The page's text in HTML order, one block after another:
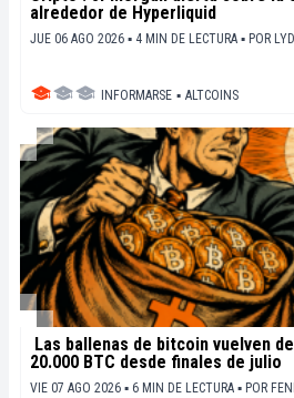
alrededor de Hyperliquid
JUE 06 AGO 2026 ▪ 4 MIN DE LECTURA ▪ POR
INFORMARSE ▪ ALTCOINS
Las ballenas de bitcoin vuelven
20.000 BTC desde finales de julio
VIE 07 AGO 2026 ▪ 6 MIN DE LECTURA ▪ POR